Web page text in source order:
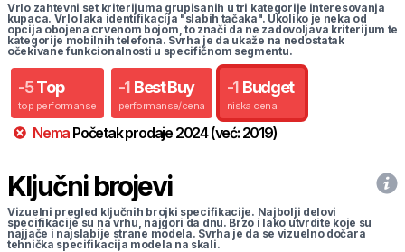
Vrlo zahtevni set kriterijuma grupisanih u tri kategorije interesovanja
kupaca. Vrlo laka identifikacija "slabih tačaka". Ukoliko je neka od
opcija obojena crvenom bojom, to znači da ne zadovoljava kriterijum te
kategorije mobilnih telefona. Svrha je da ukaže na nedostatak
očekivane funkcionalnosti u specifičnom segmentu.
-5 Top
top performanse
-1 Best Buy
performanse/cena
-1 Budget
niska cena
Nema Početak prodaje 2024(već: 2019)
Ključni brojevi
Vizuelni pregled ključnih brojki specifikacije. Najbolji delovi
specifikacije su na vrhu, najgori da dnu. Brzo i lako utvrdite koje su
najjače i najslabije strane modela. Svrha je da se vizuelno dočara
tehnička specifikacija modela na skali.